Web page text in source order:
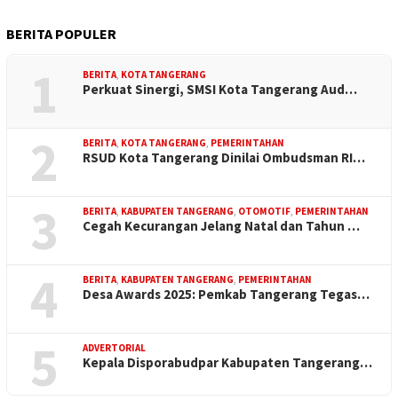
BERITA POPULER
1 BERITA, KOTA TANGERANG
Perkuat Sinergi, SMSI Kota Tangerang Aud…
2 BERITA, KOTA TANGERANG, PEMERINTAHAN
RSUD Kota Tangerang Dinilai Ombudsman RI…
3 BERITA, KABUPATEN TANGERANG, OTOMOTIF, PEMERINTAHAN
Cegah Kecurangan Jelang Natal dan Tahun …
4 BERITA, KABUPATEN TANGERANG, PEMERINTAHAN
Desa Awards 2025: Pemkab Tangerang Tegas…
5 ADVERTORIAL
Kepala Disporabudpar Kabupaten Tangerang…